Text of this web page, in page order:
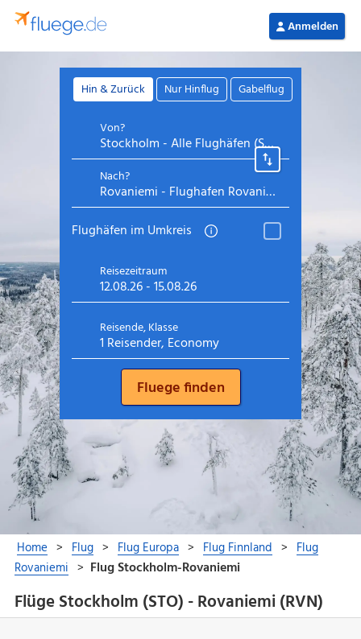
Flüge Stockholm (STO) - Rovaniemi (RVN)